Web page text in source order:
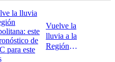
del
Vuelve la
lluvia a la
Región